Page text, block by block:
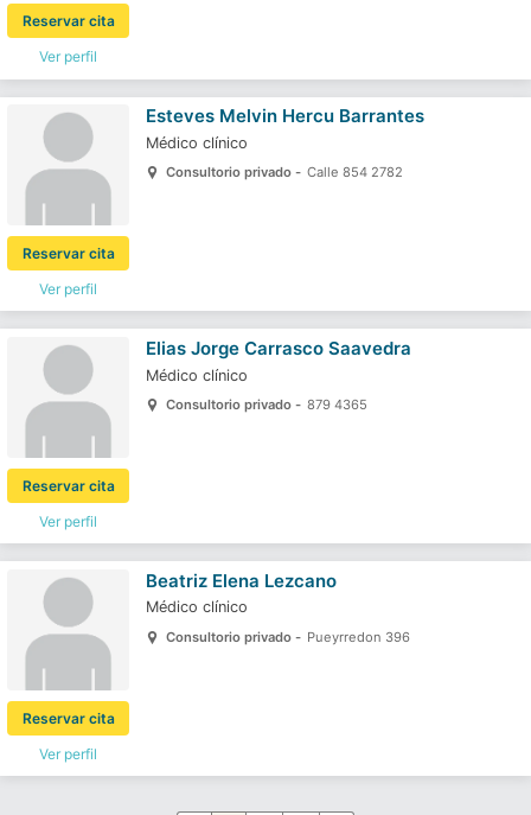
Ver perfil
Reservar cita
Ver perfil
Reservar cita
Esteves Melvin Hercu Barrantes
Médico clínico
Consultorio privado - Calle 854 2782
Ver perfil
Reservar cita
Elias Jorge Carrasco Saavedra
Médico clínico
Consultorio privado - 879 4365
Ver perfil
Reservar cita
Beatriz Elena Lezcano
Médico clínico
Consultorio privado - Pueyrredon 396